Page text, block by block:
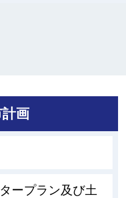
画
ープラン及び土